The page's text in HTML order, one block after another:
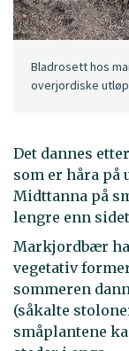
Bladrosett hos
overjordiske
Det dannes
som er håra på
Midttanna på
lengre enn
Markjordbær
vegetativ
sommeren
(såkalte
småplantene